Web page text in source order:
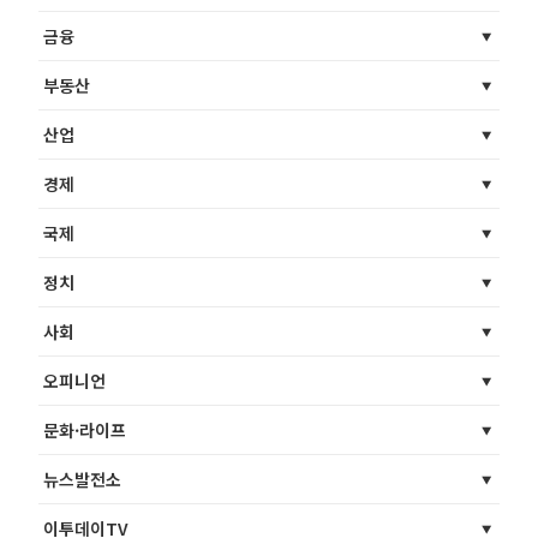
금융
부동산
산업
경제
국제
정치
사회
오피니언
문화·라이프
뉴스발전소
이투데이TV